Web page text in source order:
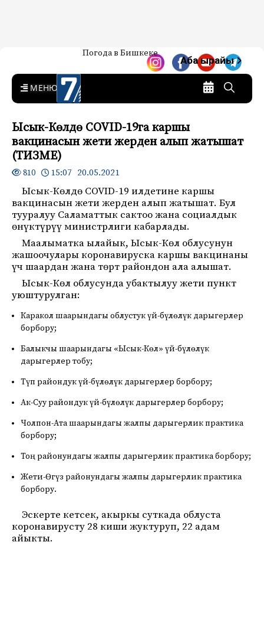
7-канал. Жаңылыктар —
Кыргызстан
Жаңылыктар — Кыргызстан
Погода в Бишкеке
Аба ырайы
MENU
Ысык-Көлдө COVID-19га каршы
вакцинасын жети жерден алып жатышат
(ТИЗМЕ)
810 15:07 20.05.2021
Ысык-Көлдө COVID-19 илдетине каршы
вакцинасын жети жерден алып жатышат. Бул
тууралуу Саламаттык сактоо жана социалдык
өнүктүрүү министрлиги кабарлады.
Маалыматка ылайык, Ысык-Көл облусунун
жашоочулары коронавируска каршы вакцинаны
үч шаардан жана төрт райондон ала алышат.
Ысык-Көл облусунда убактылуу жети пункт
уюштурулган:
Каракол шаарындагы облустук үй-бүлөлүк дарыгерлер
борбору;
Балыкчы шаарындагы «Ысык-Көл» үй-бүлөлүк
дарыгерлер тобу;
Түп райондук үй-бүлөлүк дарыгерлер борбору;
Ак-Суу райондук үй-бүлөлүк дарыгерлер борбору;
Чолпон-Ата шаарындагы жалпы дарыгерлик практика
борбору;
Тоң районундагы жалпы дарыгерлик практика борбору;
Жети-Өгүз районундагы жалпы дарыгерлик практика
борбору.
Эскерте кетсек, акыркы суткада облуста
коронавирусту 28 киши жуктуруп, 22 адам
айыкты.